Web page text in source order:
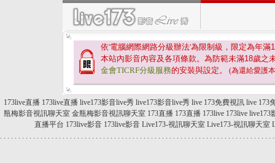
依'電腦網際網路分級辦法'為限制級，限定為年滿
本站內影音內容及各項條款。為防範未滿18歲之
金會TICRF分級服務的安裝與設定。 (為還給愛護
173live直播 173live直播 live173影音live秀 live173影音live秀 live 173免費視訊 live 173
瓶梅影音視訊聊天室 金瓶梅影音視訊聊天室 173直播 173直播 173live 173live live173
直播平台 173live影音 173live影音 Live173-視訊聊天室 Live173-視訊聊天室
. . . . . . . . . . . . . . . . . . . . . . . . . . . . . . . . . . . . . . . . . . . . . . . . . . . . . . . . . . . . . . . . . . . . . . . . . . .